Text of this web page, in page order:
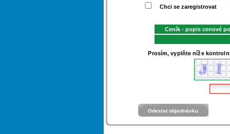
Chci se zaregistrovat
Ceník - popis cenové
Prosím, vyplňte níže